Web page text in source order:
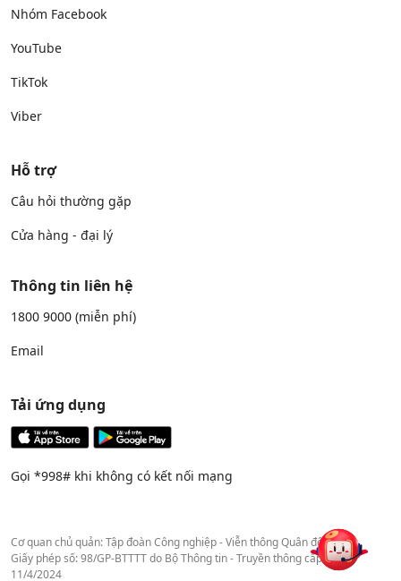
Nhóm Facebook
YouTube
TikTok
Viber
Hỗ trợ
Câu hỏi thường gặp
Cửa hàng - đại lý
Thông tin liên hệ
1800 9000 (miễn phí)
Email
Tải ứng dụng
Gọi *998# khi không có kết nối mạng
Cơ quan chủ quản: Tập đoàn Công nghiệp - Viễn thông Quân đội
Giấy phép số: 98/GP-BTTTT do Bộ Thông tin - Truyền thông cấp ngày
11/4/2024